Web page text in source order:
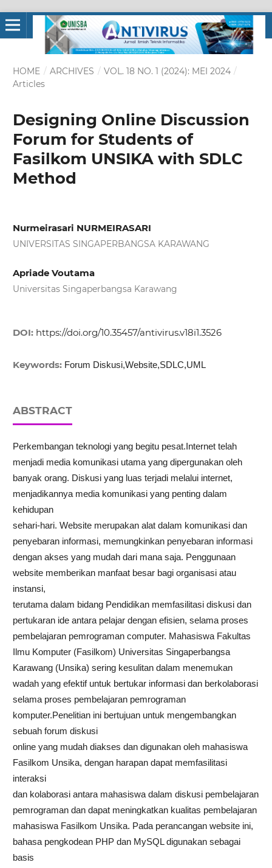
HOME / ARCHIVES / VOL. 18 NO. 1 (2024): MEI 2024 /
Articles
Designing Online Discussion
Forum for Students of
Fasilkom UNSIKA with SDLC
Method
Nurmeirasari NURMEIRASARI
UNIVERSITAS SINGAPERBANGSA KARAWANG
Apriade Voutama
Universitas Singaperbangsa Karawang
DOI: https://doi.org/10.35457/antivirus.v18i1.3526
Keywords: Forum Diskusi,Website,SDLC,UML
ABSTRACT
Perkembangan teknologi yang begitu pesat.Internet telah
menjadi media komunikasi utama yang dipergunakan oleh
banyak orang. Diskusi yang luas terjadi melalui internet,
menjadikannya media komunikasi yang penting dalam
kehidupan
sehari-hari. Website merupakan alat dalam komunikasi dan
penyebaran informasi, memungkinkan penyebaran informasi
dengan akses yang mudah dari mana saja. Penggunaan
website memberikan manfaat besar bagi organisasi atau
instansi,
terutama dalam bidang Pendidikan memfasilitasi diskusi dan
pertukaran ide antara pelajar dengan efisien, selama proses
pembelajaran pemrograman computer. Mahasiswa Fakultas
Ilmu Komputer (Fasilkom) Universitas Singaperbangsa
Karawang (Unsika) sering kesulitan dalam menemukan
wadah yang efektif untuk bertukar informasi dan berkolaborasi
selama proses pembelajaran pemrograman
komputer.Penelitian ini bertujuan untuk mengembangkan
sebuah forum diskusi
online yang mudah diakses dan digunakan oleh mahasiswa
Fasilkom Unsika, dengan harapan dapat memfasilitasi
interaksi
dan kolaborasi antara mahasiswa dalam diskusi pembelajaran
pemrograman dan dapat meningkatkan kualitas pembelajaran
mahasiswa Fasilkom Unsika. Pada perancangan website ini,
bahasa pengkodean PHP dan MySQL digunakan sebagai
basis